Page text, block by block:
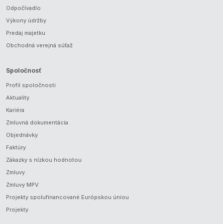
Odpočívadlo
Výkony údržby
Predaj majetku
Obchodná verejná súťaž
Spoločnosť
Profil spoločnosti
Aktuality
Kariéra
Zmluvná dokumentácia
Objednávky
Faktúry
Zákazky s nízkou hodnotou
Zmluvy
Zmluvy MPV
Projekty spolufinancované Európskou úniou
Projekty